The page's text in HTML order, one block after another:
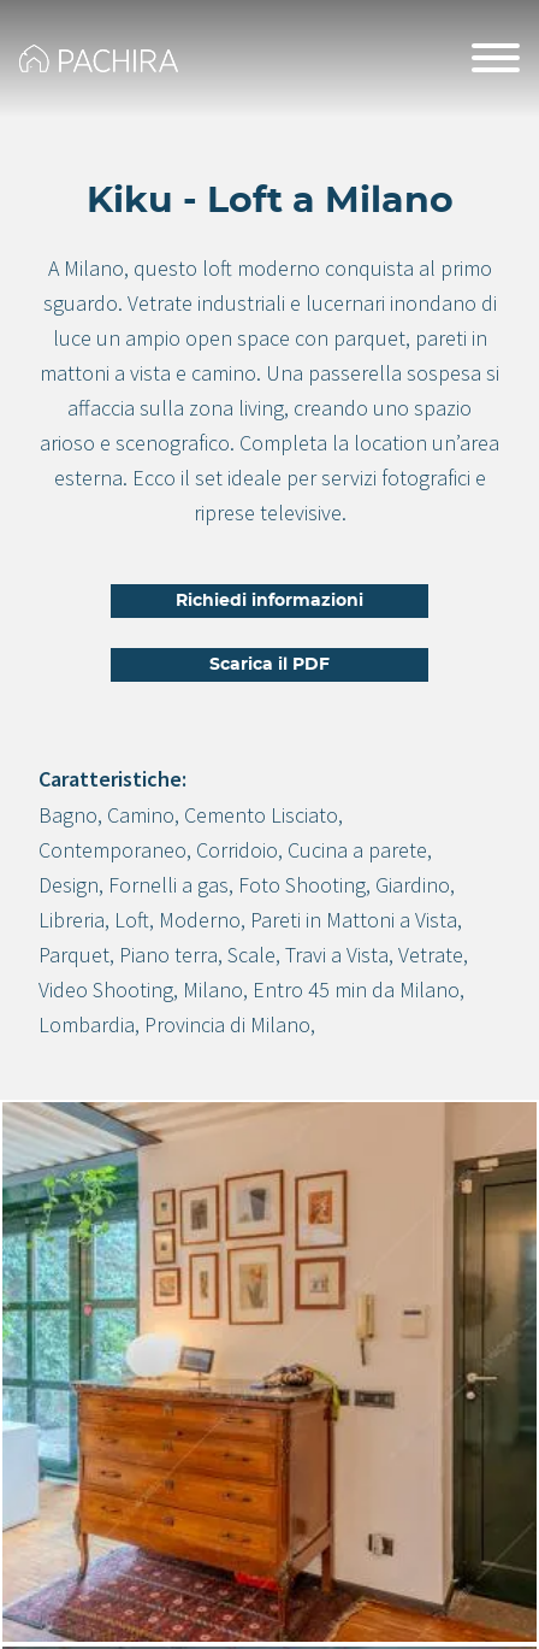
Kiku - Loft a Milano
A Milano, questo loft moderno conquista al primo
sguardo. Vetrate industriali e lucernari inondano di
luce un ampio open space con parquet, pareti in
mattoni a vista e camino. Una passerella sospesa si
affaccia sulla zona living, creando uno spazio
arioso e scenografico. Completa la location un’area
esterna. Ecco il set ideale per servizi fotografici e
riprese televisive.
Richiedi informazioni
Scarica il PDF
Crea progetto
Caratteristiche:
Bagno, Camino, Cemento Lisciato,
Contemporaneo, Corridoio, Cucina a parete,
Design, Fornelli a gas, Foto Shooting, Giardino,
Libreria, Loft, Moderno, Pareti in Mattoni a Vista,
Parquet, Piano terra, Scale, Travi a Vista, Vetrate,
Video Shooting, Milano, Entro 45 min da Milano,
Lombardia, Provincia di Milano,